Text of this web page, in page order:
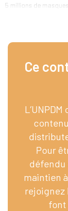
5 millions de
Ce
Pour
défendu
maintien
rejoignez
font